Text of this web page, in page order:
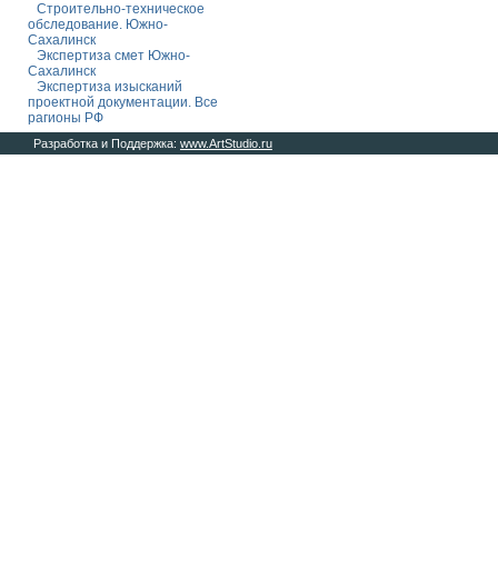
Строительно-техническое
обследование. Южно-
Сахалинск
Экспертиза смет Южно-
Сахалинск
Экспертиза изысканий
проектной документации. Все
рагионы РФ
Разработка и Поддержка: www.ArtStudio.ru